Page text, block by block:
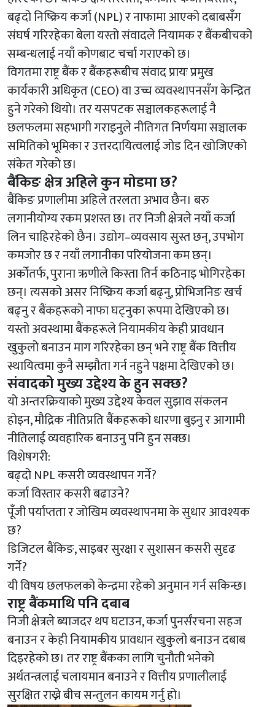
बढ्दो निष्क्रिय कर्जा (NPL) र नाफामा आएको दबाबसँग
संघर्ष गरिरहेका बेला यस्तो संवादले नियामक र बैंकबीचको
सम्बन्धलाई नयाँ कोणबाट चर्चा गराएको छ।
विगतमा राष्ट्र बैंक र बैंकहरूबीच संवाद प्रायः प्रमुख
कार्यकारी अधिकृत (CEO) वा उच्च व्यवस्थापनसँग केन्द्रित
हुने गरेको थियो। तर यसपटक सञ्चालकहरूलाई नै
छलफलमा सहभागी गराइनुले नीतिगत निर्णयमा सञ्चालक
समितिको भूमिका र उत्तरदायित्वलाई जोड दिन खोजिएको
संकेत गरेको छ।
बैंकिङ क्षेत्र अहिले कुन मोडमा छ?
बैंकिङ प्रणालीमा अहिले तरलता अभाव छैन। बरु
लगानीयोग्य रकम प्रशस्त छ। तर निजी क्षेत्रले नयाँ कर्जा
लिन चाहिरहेको छैन। उद्योग–व्यवसाय सुस्त छन्, उपभोग
कमजोर छ र नयाँ लगानीका परियोजना कम छन्।
अर्कोतर्फ, पुराना ऋणीले किस्ता तिर्न कठिनाइ भोगिरहेका
छन्। त्यसको असर निष्क्रिय कर्जा बढ्नु, प्रोभिजनिङ खर्च
बढ्नु र बैंकहरूको नाफा घट्नुका रूपमा देखिएको छ।
यस्तो अवस्थामा बैंकहरूले नियामकीय केही प्रावधान
खुकुलो बनाउन माग गरिरहेका छन् भने राष्ट्र बैंक वित्तीय
स्थायित्वमा कुनै सम्झौता गर्न नहुने पक्षमा देखिएको छ।
संवादको मुख्य उद्देश्य के हुन सक्छ?
यो अन्तरक्रियाको मुख्य उद्देश्य केवल सुझाव संकलन
होइन, मौद्रिक नीतिप्रति बैंकहरूको धारणा बुझ्नु र आगामी
नीतिलाई व्यवहारिक बनाउनु पनि हुन सक्छ।
विशेषगरी:
बढ्दो NPL कसरी व्यवस्थापन गर्ने?
कर्जा विस्तार कसरी बढाउने?
पूँजी पर्याप्तता र जोखिम व्यवस्थापनमा के सुधार आवश्यक
छ?
डिजिटल बैंकिङ, साइबर सुरक्षा र सुशासन कसरी सुदृढ
गर्ने?
यी विषय छलफलको केन्द्रमा रहेको अनुमान गर्न सकिन्छ।
राष्ट्र बैंकमाथि पनि दबाब
निजी क्षेत्रले ब्याजदर थप घटाउन, कर्जा पुनर्संरचना सहज
बनाउन र केही नियामकीय प्रावधान खुकुलो बनाउन दबाब
दिइरहेको छ। तर राष्ट्र बैंकका लागि चुनौती भनेको
अर्थतन्त्रलाई चलायमान बनाउने र वित्तीय प्रणालीलाई
सुरक्षित राख्ने बीच सन्तुलन कायम गर्नु हो।